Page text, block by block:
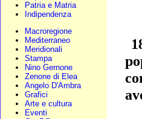
Patria e Matria
Indipendenza
Macroregione
Mediterraneo
Meridionali
Stampa
Nino Gernone
Zenone di Elea
Angelo D'Ambra
Grafici
Arte e cultura
Eventi